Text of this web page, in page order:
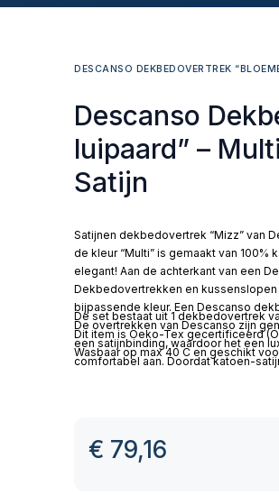
DESCANSO DEKBEDOVERTREK
Descanso
luipaard” –
Satijn
Satijnen dekbedovertrek “Mizz” van
de kleur “Multi” is gemaakt van
elegant! Aan de achterkant van een
Dekbedovertrekken en
bijpassende kleur. Een Descanso
De overtrekken van Descanso zijn
een satijnbinding, waardoor het een
comfortabel aan. Doordat katoen-
De set bestaat uit 1 dekbedovertrek
Dit item is Oeko-Tex gecertificeerd
Wasbaar op max 40 C en geschikt
€ 79,16